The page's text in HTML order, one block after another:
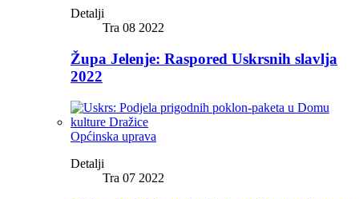
Detalji
Tra 08 2022
Župa Jelenje: Raspored Uskrsnih slavlja
2022
Općinska uprava
Detalji
Tra 07 2022